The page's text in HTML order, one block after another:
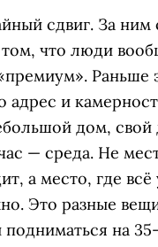
сдвиг. За ним
том, что люди
Раньше
адрес и
дом, свой
— среда. Не
а место, где всё
Это разные
на